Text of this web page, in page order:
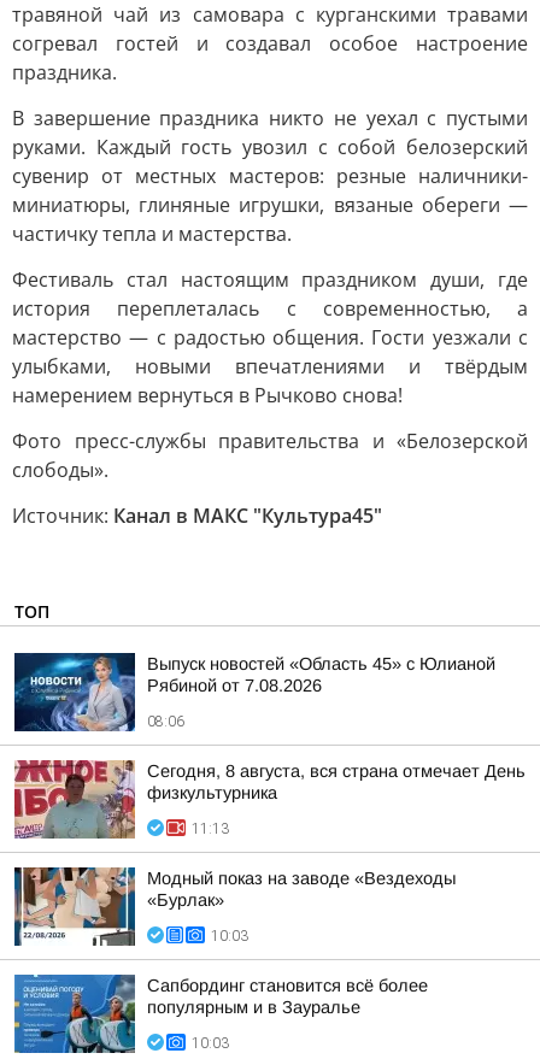
травяной чай из самовара с курганскими травами
согревал гостей и создавал особое настроение
праздника.
В завершение праздника никто не уехал с пустыми
руками. Каждый гость увозил с собой белозерский
сувенир от местных мастеров: резные наличники-
миниатюры, глиняные игрушки, вязаные обереги —
частичку тепла и мастерства.
Фестиваль стал настоящим праздником души, где
история переплеталась с современностью, а
мастерство — с радостью общения. Гости уезжали с
улыбками, новыми впечатлениями и твёрдым
намерением вернуться в Рычково снова!
Фото пресс-службы правительства и «Белозерской
слободы».
Источник: Канал в МАКС "Культура45"
ТОП
Выпуск новостей «Область 45» с Юлианой
Рябиной от 7.08.2026
08:06
Сегодня, 8 августа, вся страна отмечает День
физкультурника
11:13
Модный показ на заводе «Вездеходы
«Бурлак»
10:03
Сапбординг становится всё более
популярным и в Зауралье
10:03